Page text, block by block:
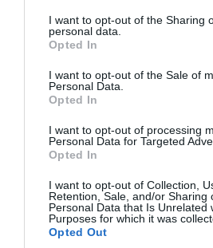
not limited to your visit or usage
grant or deny consent to Google and
use your data for below specified
consent section.
I want to opt-out of the Sharing
personal data.
Opted In
I want to opt-out of the Sale of
Personal Data.
Opted In
I want to opt-out of processing
Personal Data for Targeted
Opted In
I want to opt-out of Collection,
Retention, Sale, and/or Sharing
Personal Data that Is Unrelated
Purposes for which it was
Opted Out
PRONEWS.GR /PROVOCATEUR
Αδιανόητο: Εκχωρούν
χώρας στον Τούρκο
Κοτς – «Παίρνει» όλη την
08.08.2026 | 11:53